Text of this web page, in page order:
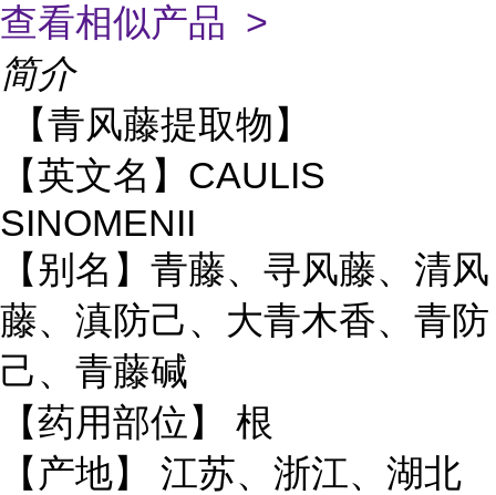
查看相似产品 >
简介
【青风藤提取物】
【英文名】 CAULIS
SINOMENII
【别名】 青藤、寻风藤、 清风
藤、滇防己、大青木香、青防
己、 青藤碱
【药用部位】 根
【产地】 江苏、浙江、湖北